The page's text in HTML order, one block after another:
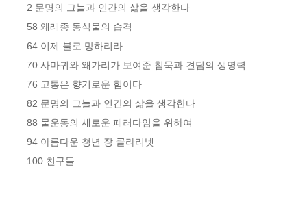
2 문명의 그늘과 인간의 삶을 생각한다
58 왜래종 동식물의 습격
64 이제 불로 망하리라
70 사마귀와 왜가리가 보여준 침묵과 견딤의 생명력
76 고통은 향기로운 힘이다
82 문명의 그늘과 인간의 삶을 생각한다
88 물운동의 새로운 패러다임을 위하여
94 아름다운 청년 장 클라리넷
100 친구들